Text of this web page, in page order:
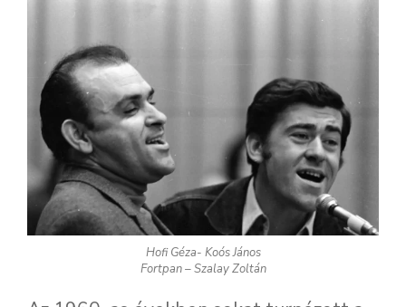
Hofi Géza- Koós János
Fortpan – Szalay Zoltán